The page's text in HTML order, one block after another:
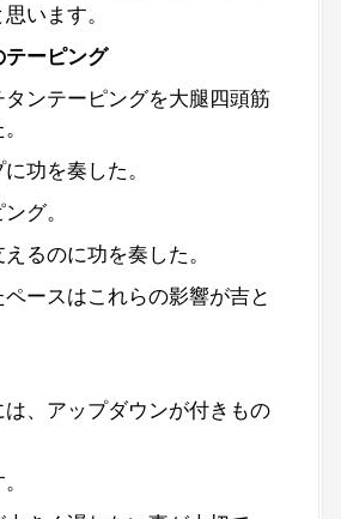
います。
ーピング
ンテーピングを大腿四頭筋
功を奏した。
グ。
るのに功を奏した。
ースはこれらの影響が吉と
、アップダウンが付きもの